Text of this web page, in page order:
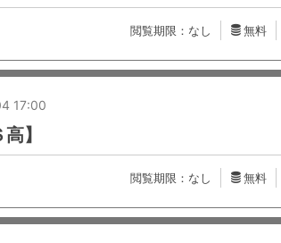
無料
閲覧期限：なし
17:00
】
無料
閲覧期限：なし